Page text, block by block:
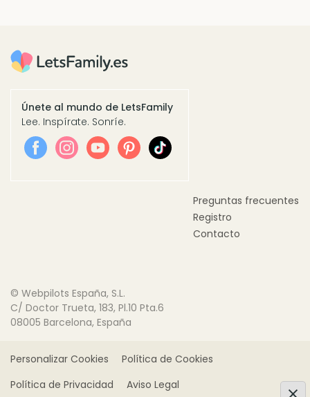
Únete al mundo de LetsFamily
Lee. Inspírate. Sonríe.
Preguntas frecuentes
Registro
Contacto
© Webpilots España, S.L.
C/ Doctor Trueta, 183, Pl.10 Pta.6
08005 Barcelona, España
Personalizar Cookies
Política de Cookies
Política de Privacidad
Aviso Legal